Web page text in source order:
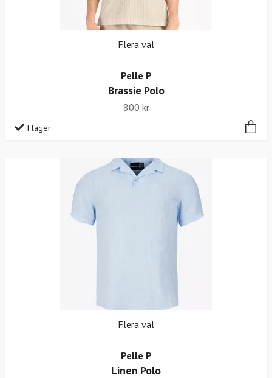
Flera val
Pelle P
Brassie Polo
800 kr
I lager
Flera val
Pelle P
Linen Polo